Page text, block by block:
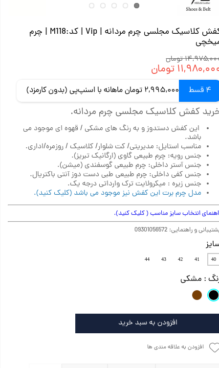
کفش کلاسیک مجلسی چرم مردانه | Vip | کد:M118 | چرم
تومان
تومان
4 قسط 2,995,000 تومان ماهانه با اسنپ‌پی (بدون کارمزد)
کفش کلاسیک مجلسی چرم مردانه.
این کفش دستدوز و به رنگ های مشکی / قهوه ای موجود می
باشد.
مناسب استایل: مدیریتی/ کت شلوار/ کلاسیک / روزمره/اداری.
جنس رویه: چرم طبیعی گاوی (ارگانیک تبریز).
جنس آستر داخلی: چرم طبیعی گوسفندی (میشن).
جنس کفی داخلی: چرم طبیعی طبی دست دوز آنتی باکتریال.
جنس زیره : میکرولایت ترک وارداتی درجه یک.
مدل چرم برت این کفش نیز موجود می باشد (کلیک کنید).
انتخاب سایز مناسب( کلیک کنید).
و راهنمایی: 09301056572
40
41
42
43
44
: مشکی
افزودن به سبد خرید
افزودن به علاقه مندی ها